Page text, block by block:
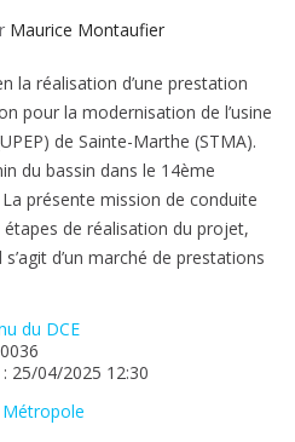
Maurice Montaufier
la réalisation d’une prestation
pour la modernisation de l’usine
de Sainte-Marthe (STMA).
du bassin dans le 14ème
présente mission de conduite
de réalisation du projet,
d’un marché de prestations
du DCE
25/04/2025 12:30
Métropole